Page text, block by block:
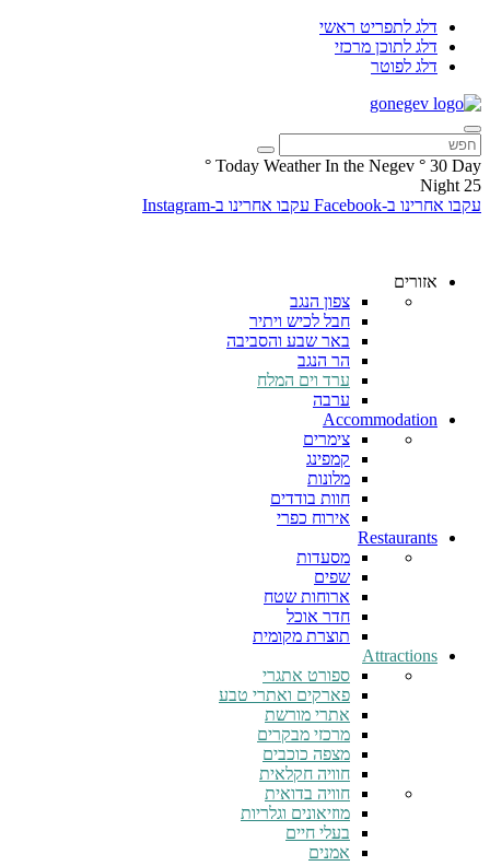
דלג לתפריט ראשי
דלג לתוכן מרכזי
דלג לפוטר
Today Weather In the Negev ° 30 Day
°
25
Night
עקבו אחרינו ב-Facebook
עקבו אחרינו ב-Instagram
אזורים
צפון הנגב
חבל לכיש ויתיר
באר שבע והסביבה
הר הנגב
ערד וים המלח
ערבה
Accommodation
צימרים
קמפינג
מלונות
חוות בודדים
אירוח כפרי
Restaurants
מסעדות
שפים
ארוחות שטח
חדר אוכל
תוצרת מקומית
Attractions
ספורט אתגרי
פארקים ואתרי טבע
אתרי מורשת
מרכזי מבקרים
מצפה כוכבים
חוויה חקלאית
חוויה בדואית
מוזיאונים וגלריות
בעלי חיים
אמנים